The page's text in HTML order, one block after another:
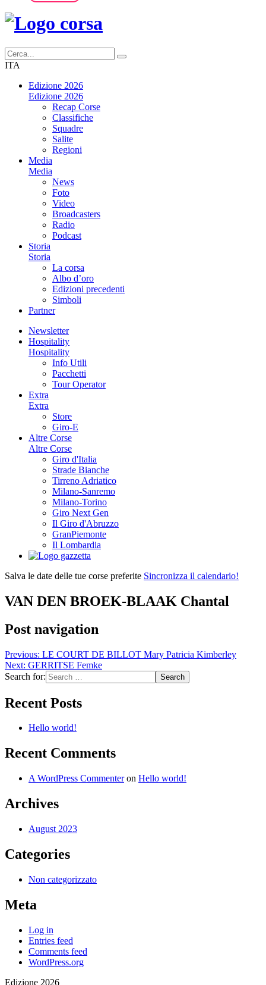
ITA
Edizione 2026
Edizione 2026
Recap Corse
Classifiche
Squadre
Salite
Regioni
Media
Media
News
Foto
Video
Broadcasters
Radio
Podcast
Storia
Storia
La corsa
Albo d’oro
Edizioni precedenti
Simboli
Partner
Newsletter
Hospitality
Hospitality
Info Utili
Pacchetti
Tour Operator
Extra
Extra
Store
Giro-E
Altre Corse
Altre Corse
Giro d'Italia
Strade Bianche
Tirreno Adriatico
Milano-Sanremo
Milano-Torino
Giro Next Gen
Il Giro d'Abruzzo
GranPiemonte
Il Lombardia
Salva le date delle tue corse preferite Sincronizza il calendario!
VAN DEN BROEK-BLAAK Chantal
Post navigation
Previous: LE COURT DE BILLOT Mary Patricia Kimberley
Next: GERRITSE Femke
Search for:
Recent Posts
Hello world!
Recent Comments
A WordPress Commenteron Hello world!
Archives
August 2023
Categories
Non categorizzato
Meta
Log in
Entries feed
Comments feed
WordPress.org
Edizione 2026